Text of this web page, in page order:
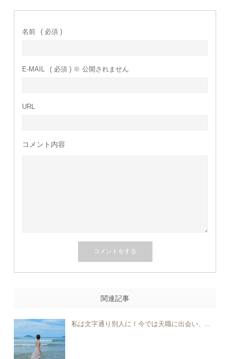
名前 ( 必須 )
E-MAIL ( 必須 ) ※ 公開されません
URL
コメント内容
関連記事
私は文字通り別人に！今では天職に出会い、...